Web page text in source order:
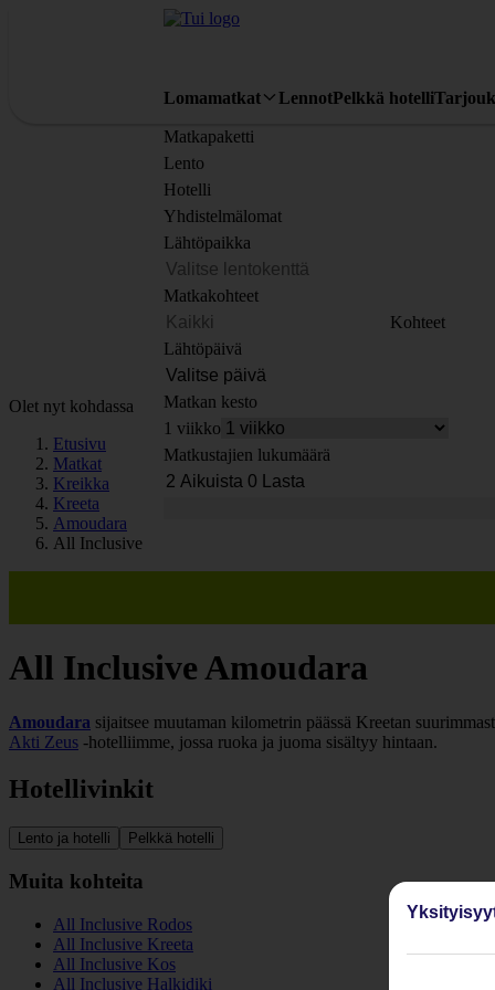
Lomamatkat LennotPelkkä hotelli
Matkapaketti
Lento
Hotelli
Yhdistelmälomat
Lähtöpaikka
Matkakohteet
Kohteet
Lähtöpäivä
Matkan kesto
1 viikko
Matkustajien lukumäärä
Olet nyt kohdassa
Etusivu
Matkat
Kreikka
Kreeta
Amoudara
All Inclusive
All Inclusive Amoudara
Amoudara sijaitsee muutaman kilometrin päässä Kreetan
Akti Zeus -hotelliimme, jossa ruoka ja juoma sisältyy hintaan.
Hotellivinkit
Lento ja hotelli Pelkkä hotelli
Muita kohteita
All Inclusive Rodos
All Inclusive Kreeta
All Inclusive Kos
All Inclusive Halkidiki